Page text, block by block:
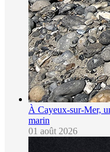
À Cayeux-sur-Mer,
marin
01 août 2026